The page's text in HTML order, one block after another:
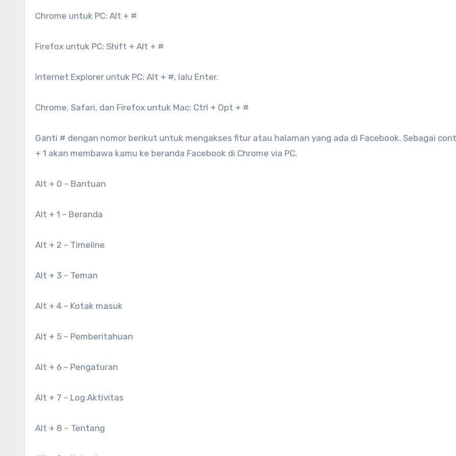
Chrome untuk PC: Alt + #
Firefox untuk PC: Shift + Alt + #
Internet Explorer untuk PC: Alt + #, lalu Enter.
Chrome, Safari, dan Firefox untuk Mac: Ctrl + Opt + #
Ganti # dengan nomor berikut untuk mengakses fitur atau halaman yang ada di Facebook. Sebagai
+ 1 akan membawa kamu ke beranda Facebook di Chrome via PC.
Alt + 0 – Bantuan
Alt + 1 – Beranda
Alt + 2 – Timeline
Alt + 3 – Teman
Alt + 4 – Kotak masuk
Alt + 5 – Pemberitahuan
Alt + 6 – Pengaturan
Alt + 7 – Log Aktivitas
Alt + 8 – Tentang